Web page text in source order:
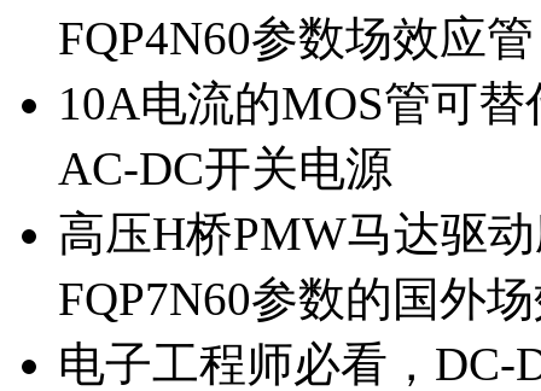
FQP4N60参数场效应
10A电流的MOS管可
AC-DC开关电源
高压H桥PMW马达驱
FQP7N60参数的国外
电子工程师必看，DC-